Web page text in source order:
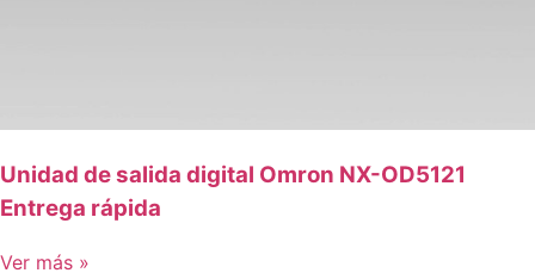
Unidad de salida digital Omron NX-OD5121
Entrega rápida
Ver más »